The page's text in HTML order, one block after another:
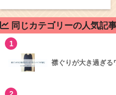
同じカテゴリーの人気記
1
襟ぐりが大き過ぎる